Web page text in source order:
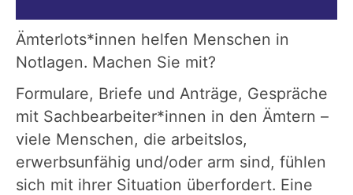
Ämterlots*innen helfen Menschen in
Notlagen. Machen Sie mit?
Formulare, Briefe und Anträge, Gespräche
mit Sachbearbeiter*innen in den Ämtern –
viele Menschen, die arbeitslos,
erwerbsunfähig und/oder arm sind, fühlen
sich mit ihrer Situation überfordert. Eine